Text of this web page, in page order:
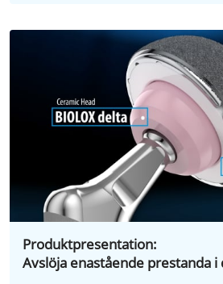
Produktpresentation:
Avslöja enastående prestanda i